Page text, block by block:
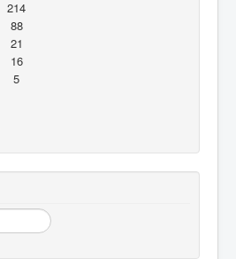
214
88
21
16
5